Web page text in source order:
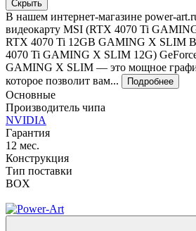
Скрыть
В нашем интернет-магазине power-
видеокарту MSI (RTX 4070 Ti
RTX 4070 Ti 12GB GAMING X SLIM
4070 Ti GAMING X SLIM 12G)
GAMING X SLIM — это мощное
которое позволит вам...
Подробнее
Основные
Производитель чипа
NVIDIA
Гарантия
12 мес.
Конструкция
Тип поставки
BOX